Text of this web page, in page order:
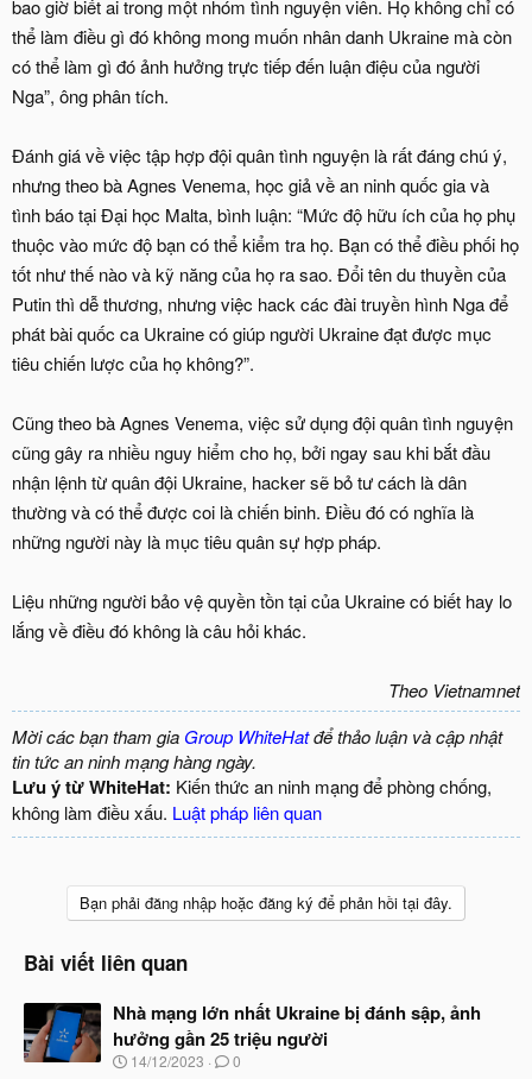
bao giờ biết ai trong một nhóm tình nguyện viên. Họ không chỉ có
thể làm điều gì đó không mong muốn nhân danh Ukraine mà còn
có thể làm gì đó ảnh hưởng trực tiếp đến luận điệu của người
Nga”, ông phân tích.
Đánh giá về việc tập hợp đội quân tình nguyện là rất đáng chú ý,
nhưng theo bà Agnes Venema, học giả về an ninh quốc gia và
tình báo tại Đại học Malta, bình luận: “Mức độ hữu ích của họ phụ
thuộc vào mức độ bạn có thể kiểm tra họ. Bạn có thể điều phối họ
tốt như thế nào và kỹ năng của họ ra sao. Đổi tên du thuyền của
Putin thì dễ thương, nhưng việc hack các đài truyền hình Nga để
phát bài quốc ca Ukraine có giúp người Ukraine đạt được mục
tiêu chiến lược của họ không?”.
Cũng theo bà Agnes Venema, việc sử dụng đội quân tình nguyện
cũng gây ra nhiều nguy hiểm cho họ, bởi ngay sau khi bắt đầu
nhận lệnh từ quân đội Ukraine, hacker sẽ bỏ tư cách là dân
thường và có thể được coi là chiến binh. Điều đó có nghĩa là
những người này là mục tiêu quân sự hợp pháp.
Liệu những người bảo vệ quyền tồn tại của Ukraine có biết hay lo
lắng về điều đó không là câu hỏi khác.
Theo Vietnamnet
Mời các bạn tham gia Group WhiteHatđể thảo luận và cập nhật
tin tức an ninh mạng hàng ngày.
Lưu ý từ WhiteHat: Kiến thức an ninh mạng để phòng chống,
không làm điều xấu. Luật pháp liên quan
Bạn phải đăng nhập hoặc đăng ký để phản hồi tại đây.
Bài viết liên quan
Nhà mạng lớn nhất Ukraine bị đánh sập, ảnh
hưởng gần 25 triệu người
N
14/12/2023 0